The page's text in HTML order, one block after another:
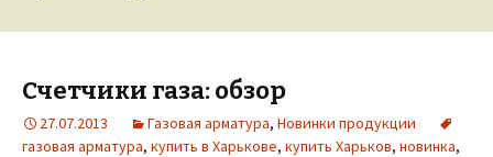
Счетчики газа: обзор
27.07.2013 Газовая арматура, Новинки продукции
газовая арматура, купить в Харькове, купить Харьков, новинка,